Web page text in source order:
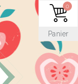
Panier
0